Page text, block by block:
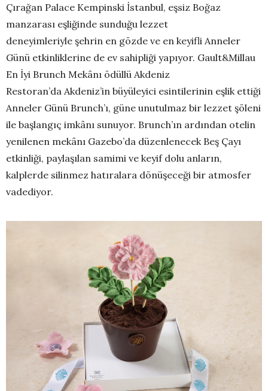
Çırağan Palace Kempinski İstanbul, eşsiz Boğaz
manzarası eşliğinde sunduğu lezzet
deneyimleriyle şehrin en gözde ve en keyifli Anneler
Günü etkinliklerine de ev sahipliği yapıyor. Gault&Millau
En İyi Brunch Mekânı ödüllü Akdeniz
Restoran’da Akdeniz’in büyüleyici esintilerinin eşlik ettiği
Anneler Günü Brunch’ı, güne unutulmaz bir lezzet şöleni
ile başlangıç imkânı sunuyor. Brunch’ın ardından otelin
yenilenen mekânı Gazebo’da düzenlenecek Beş Çayı
etkinliği, paylaşılan samimi ve keyif dolu anların,
kalplerde silinmez hatıralara dönüşeceği bir atmosfer
vadediyor.